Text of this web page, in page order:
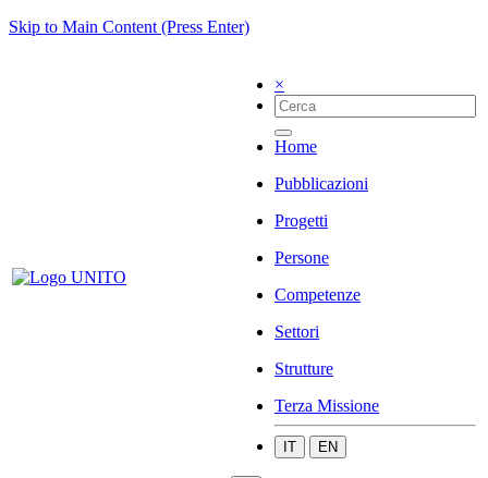
Skip to Main Content (Press Enter)
×
Home
Pubblicazioni
Progetti
Persone
Competenze
Settori
Strutture
Terza Missione
IT EN